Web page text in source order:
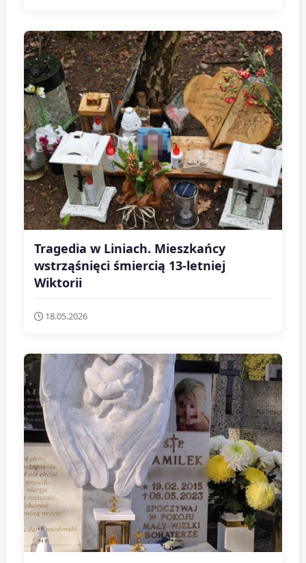
Tragedia w Liniach. Mieszkańcy
wstrząśnięci śmiercią 13-letniej
Wiktorii
18.05.2026